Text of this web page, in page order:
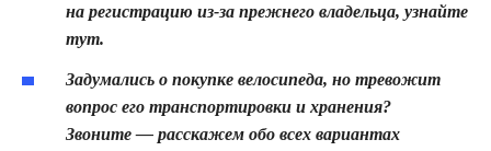
на регистрацию из-за прежнего владельца, узнайте
тут.
Задумались о покупке велосипеда, но тревожит
вопрос его транспортировки и хранения?
Звоните — расскажем обо всех вариантах